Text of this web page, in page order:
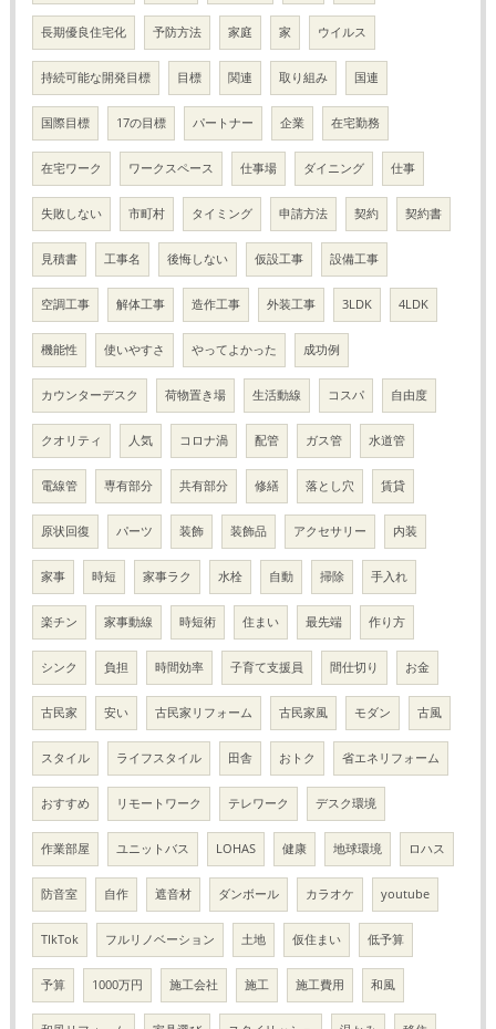
長期優良住宅化 予防方法 家庭 家 ウイルス
持続可能な開発目標 目標 関連 取り組み 国連
国際目標 17の目標 パートナー 企業 在宅勤務
在宅ワーク ワークスペース 仕事場 ダイニング 仕事
失敗しない 市町村 タイミング 申請方法 契約 契約書
見積書 工事名 後悔しない 仮設工事 設備工事
空調工事 解体工事 造作工事 外装工事 3LDK 4LDK
機能性 使いやすさ やってよかった 成功例
カウンターデスク 荷物置き場 生活動線 コスパ 自由度
クオリティ 人気 コロナ渦 配管 ガス管 水道管
電線管 専有部分 共有部分 修繕 落とし穴 賃貸
原状回復 パーツ 装飾 装飾品 アクセサリー 内装
家事 時短 家事ラク 水栓 自動 掃除 手入れ
楽チン 家事動線 時短術 住まい 最先端 作り方
シンク 負担 時間効率 子育て支援員 間仕切り お金
古民家 安い 古民家リフォーム 古民家風 モダン 古風
スタイル ライフスタイル 田舎 おトク 省エネリフォーム
おすすめ リモートワーク テレワーク デスク環境
作業部屋 ユニットバス LOHAS 健康 地球環境 ロハス
防音室 自作 遮音材 ダンボール カラオケ youtube
TIkTok フルリノベーション 土地 仮住まい 低予算
予算 1000万円 施工会社 施工 施工費用 和風